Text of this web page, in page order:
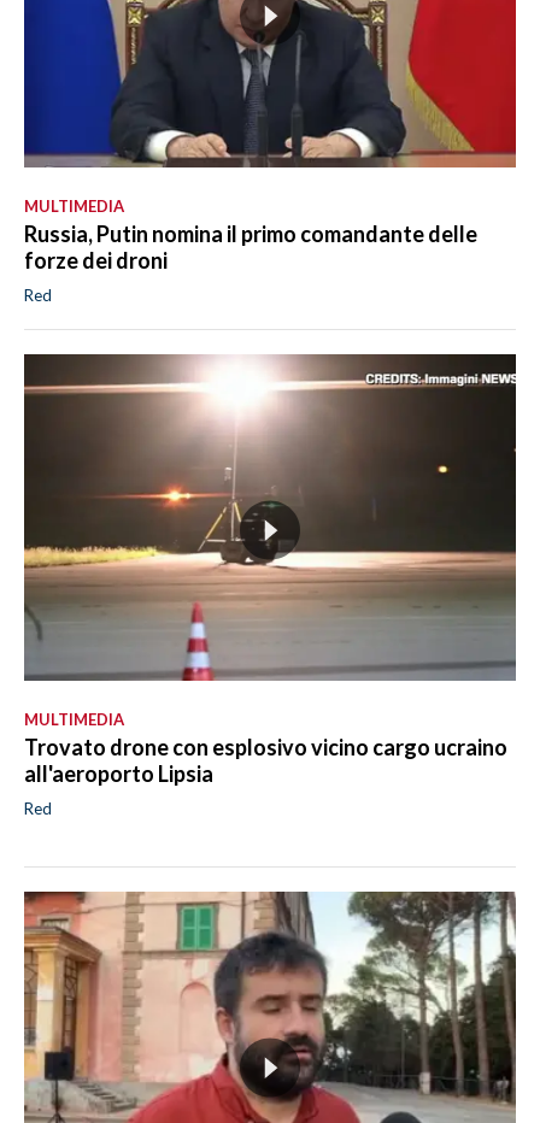
MULTIMEDIA
Russia, Putin nomina il primo comandante delle
forze dei droni
Red
MULTIMEDIA
Trovato drone con esplosivo vicino cargo ucraino
all'aeroporto Lipsia
Red